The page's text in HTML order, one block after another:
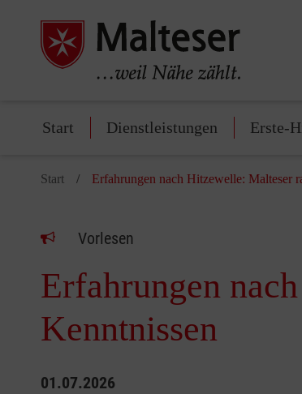
Start Dienstleistungen Erste-
Start Erfahrungen nach Hitzewelle: Malteser
Vorlesen
Erfahrungen
Kenntnissen
01.07.2026